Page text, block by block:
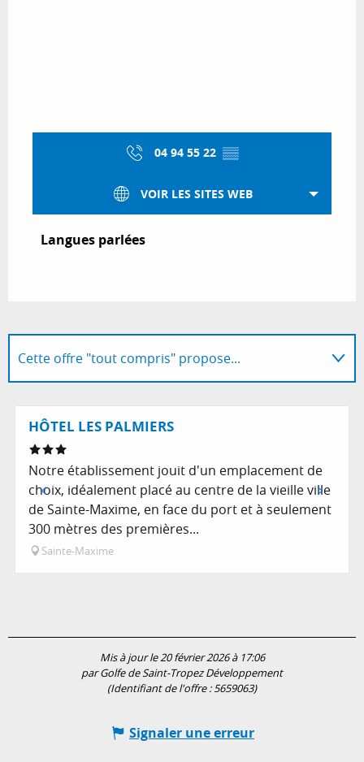
04 94 55 22 ▒▒
VOIR LES SITES WEB
Langues parlées
Langues parlées
Cette offre "tout compris" propose...
Est proposé par l'offre "tout compris"...
HÔTEL LES PALMIERS
Notre établissement jouit d'un emplacement de
choix, idéalement placé au centre de la vieille ville
de Sainte-Maxime, en face du port et à seulement
300 mètres des premières...
Sainte-Maxime
Mis à jour le 20 février 2026 à 17:06
par Golfe de Saint-Tropez Développement
(Identifiant de l'offre :5659063)
Signaler une erreur